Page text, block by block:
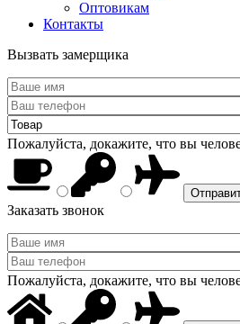
Оптовикам
Контакты
Вызвать замерщика
Пожалуйста, докажите, что вы
Заказать звонок
Пожалуйста, докажите, что вы